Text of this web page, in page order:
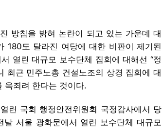
방침을 밝혀 논란이 되고 있는 가운데 대
180도 달라진 여당에 대한 비판이 제기된
열린 대규모 보수단체 집회에 대해선 “정
최근 민주노총 건설노조의 상경 집회에 대
옥죄려 한다는 것이다.
린 국회 행정안전위원회 국정감사에서 당
서울 광화문에서 열린 보수단체 대규모